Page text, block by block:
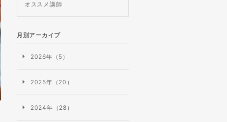
オススメ講師
月別アーカイブ
2026年（5）
2025年（20）
2024年（28）